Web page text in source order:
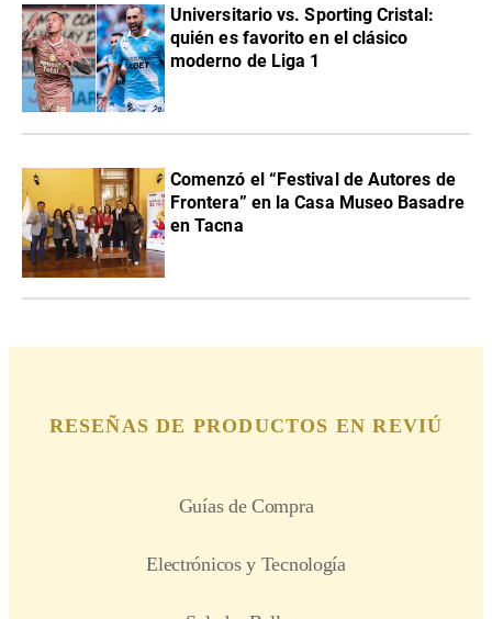
Universitario vs. Sporting Cristal:
quién es favorito en el clásico
moderno de Liga 1
Comenzó el “Festival de Autores de
Frontera” en la Casa Museo Basadre
en Tacna